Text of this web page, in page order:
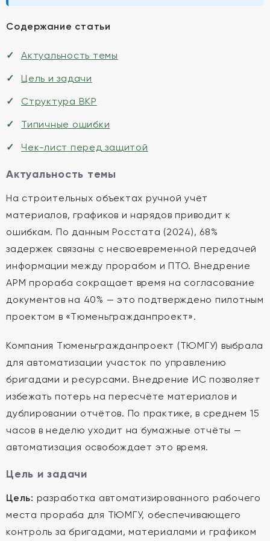
Содержание статьи
Актуальность темы
Цель и задачи
Структура ВКР
Типичные ошибки
Чек-лист перед защитой
Актуальность темы
На строительных объектах ручной учёт
материалов, графиков и нарядов приводит к
ошибкам. По данным Росстата (2024), 68%
задержек связаны с несвоевременной передачей
информации между прорабом и ПТО. Внедрение
АРМ прораба сокращает время на согласование
документов на 40% — это подтверждено пилотным
проектом в «Тюменьгражданпроект».
Компания Тюменьгражданпроект (ТЮМГУ) выбрала
для автоматизации участок по управлению
бригадами и ресурсами. Внедрение ИС позволяет
избежать потерь на пересчёте материалов и
дублировании отчётов. По практике, в среднем 15
часов в неделю уходит на бумажные отчёты —
автоматизация освобождает это время.
Цель и задачи
Цель: разработка автоматизированного рабочего
места прораба для ТЮМГУ, обеспечивающего
контроль за бригадами, материалами и графиком